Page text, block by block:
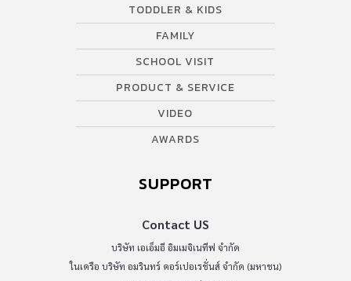
TODDLER & KIDS
FAMILY
SCHOOL VISIT
PRODUCT & SERVICE
VIDEO
AWARDS
SUPPORT
Contact US
บริษัท เอเอ็มอี อิมเมจิเนทีฟ จำกัด
ในเครือ บริษัท อมรินทร์ คอร์เปอเรชั่นส์ จำกัด (มหาชน)